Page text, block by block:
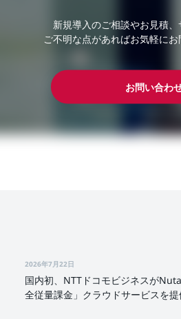
新規導入のご相談やお見積
ご不明な点があればお気軽に
お問い合わ
2026年7月22日
国内初、NTTドコモビジネスが
全従量課金」クラウドサービスを